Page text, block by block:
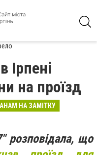
Ірпені
на проїзд
НА ЗАМІТКУ
розповідала, що